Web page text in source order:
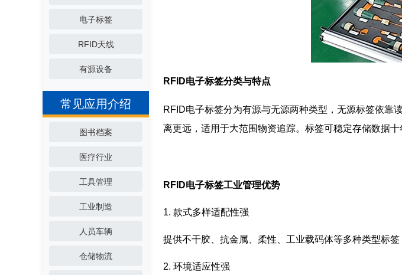
电子标签
RFID天线
有源设备
常见应用介绍
图书档案
医疗行业
工具管理
工业制造
人员车辆
仓储物流
RFID电子标签分类与特点
RFID电子标签分为有源与无源两种类型，无源标签依靠
离更远，适用于大范围物资追踪。标签可稳定存储数据
RFID电子标签工业管理优势
1. 款式多样适配性强
提供不干胶、抗金属、柔性、工业载码体等多种类型标
2. 环境适应性强